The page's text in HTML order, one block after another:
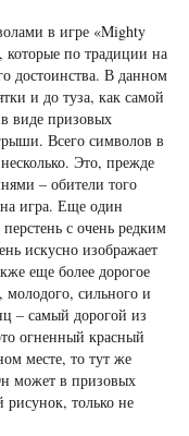
в игре «Mighty
по традиции на
достоинства. В данном
и до туза, как самой
виде призовых
Всего символов в
Это, прежде
– обители того
игра. Еще один
с очень редким
искусно изображает
еще более дорогое
молодого, сильного и
– самый дорогой из
огненный красный
месте, то тут же
может в призовых
рисунок, только не